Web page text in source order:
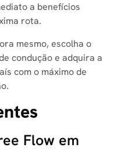
a benefícios
rota.
mesmo, escolha o
condução e adquira a
com o máximo de
Flow em